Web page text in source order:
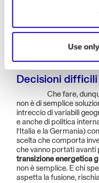
Use
perdere slancio alla
per il momento non è
Decisioni difficili
Che fare,
non è di semplice
intreccio di variabili
e anche di politica
l’Italia e la Germania)
scelta che comporta
che vanno portati avanti
transizione energetica
non è semplice. E chi
aspetta la fusione,